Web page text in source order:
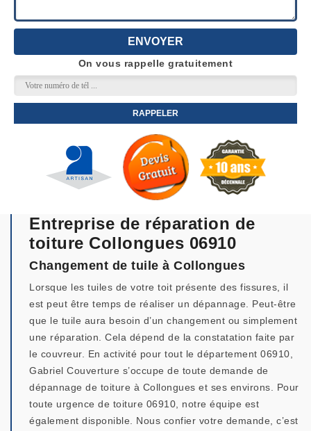
On vous rappelle gratuitement
Entreprise de réparation de
toiture Collongues 06910
Changement de tuile à Collongues
Lorsque les tuiles de votre toit présente des fissures, il
est peut être temps de réaliser un dépannage. Peut-être
que le tuile aura besoin d’un changement ou simplement
une réparation. Cela dépend de la constatation faite par
le couvreur. En activité pour tout le département 06910,
Gabriel Couverture s’occupe de toute demande de
dépannage de toiture à Collongues et ses environs. Pour
toute urgence de toiture 06910, notre équipe est
également disponible. Nous confier votre demande, c’est